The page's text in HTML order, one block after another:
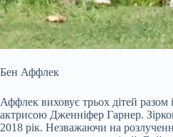
Бен Аффлек
Аффлек виховує трьох дітей
актрисою Дженніфер Гарнер.
2018 рік. Незважаючи на